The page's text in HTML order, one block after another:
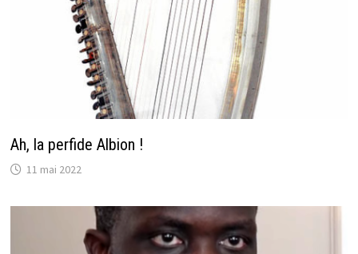
Ah, la perfide Albion !
11 mai 2022